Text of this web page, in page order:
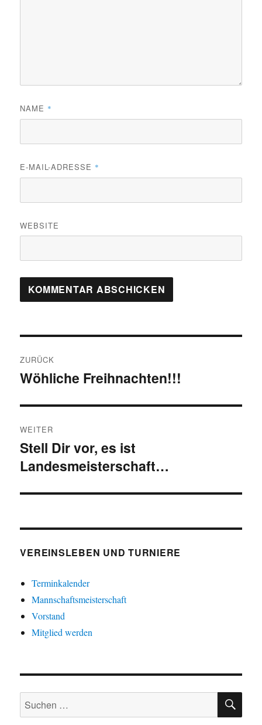
NAME *
E-MAIL-ADRESSE *
WEBSITE
ZURÜCK
Vorheriger
Wöhliche Freihnachten!!!
WEITER
Nächster
Beitrag:
Stell Dir vor, es ist
Landesmeisterschaft…
VEREINSLEBEN UND TURNIERE
Terminkalender
Mannschaftsmeisterschaft
Vorstand
Mitglied werden
Suche
nach: